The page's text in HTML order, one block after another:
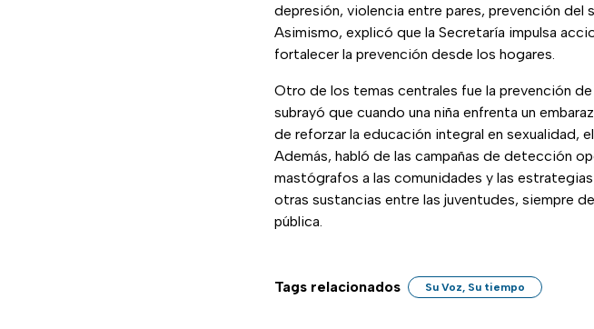
depresión, violencia entre pares, prevención
Asimismo, explicó que la Secretaría impulsa
fortalecer la prevención desde los hogares.
Otro de los temas centrales fue la prevención
subrayó que cuando una niña enfrenta un
de reforzar la educación integral en
Además, habló de las campañas de detección
mastógrafos a las comunidades y las
otras sustancias entre las juventudes, siempre
pública.
Tags relacionados Su Voz, Su tiempo